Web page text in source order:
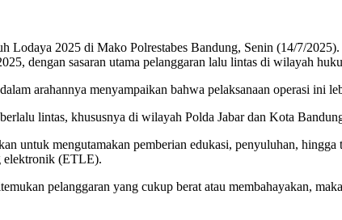
Lodaya 2025 di Mako Polrestabes Bandung, Senin (14/7/
dengan sasaran utama pelanggaran lalu lintas di wilayah
arahannya menyampaikan bahwa pelaksanaan operasi ini
lintas, khususnya di wilayah Polda Jabar dan Kota
untuk mengutamakan pemberian edukasi, penyuluhan,
elektronik (ETLE).
pelanggaran yang cukup berat atau membahayakan,